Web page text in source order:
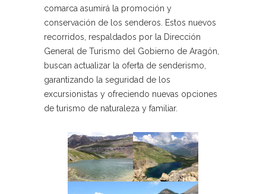
comarca asumirá la promoción y
conservación de los senderos. Estos nuevos
recorridos, respaldados por la Dirección
General de Turismo del Gobierno de Aragón,
buscan actualizar la oferta de senderismo,
garantizando la seguridad de los
excursionistas y ofreciendo nuevas opciones
de turismo de naturaleza y familiar.